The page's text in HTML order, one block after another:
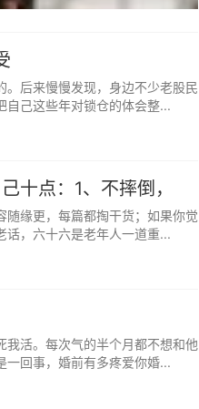
它；避不开，那么改变它；
胸襟的宽窄，决定命运的格
，学会隐忍性情，懂得克制
后来慢慢发现，身边不少老股民
自己这些年对锁仓的体会整...
十点：1、不摔倒，
随缘更，每篇都掏干货；如果你觉
话，六十六是老年人一道重...
我活。每次气的半个月都不想和他
一回事，婚前有多疼爱你婚...